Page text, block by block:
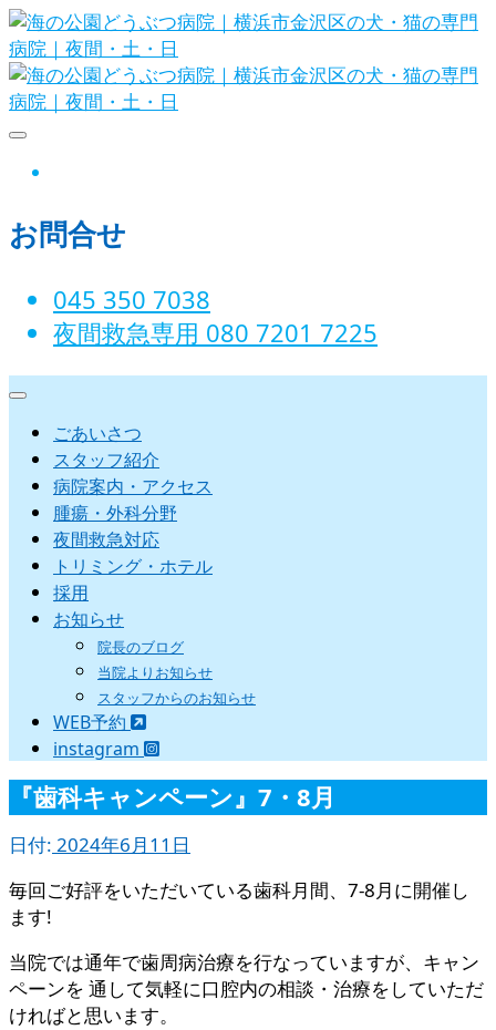
Skip
to
content
日
お問合せ
045 350 7038‬
夜間救急専用 080 7201 7225‬
ごあいさつ
スタッフ紹介
病院案内・アクセス
腫瘍・外科分野
夜間救急対応
トリミング・ホテル
採用
お知らせ
院長のブログ
当院よりお知らせ
スタッフからのお知らせ
WEB予約
instagram
『歯科キャンペーン』7・8月
日付: 2024年6月11日
毎回ご好評をいただいている歯科月間、7-8月に開催し
ます!
当院では通年で歯周病治療を行なっていますが、キャン
ペーンを 通して気軽に口腔内の相談・治療をしていただ
ければと思います。